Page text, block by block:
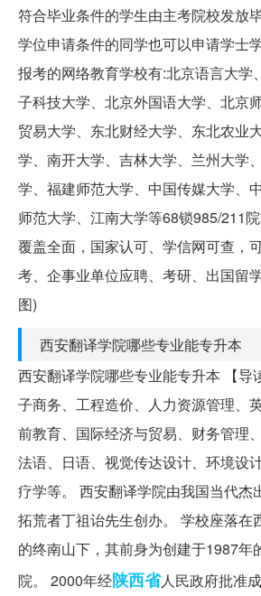
符合毕业条件的学生由主考院校发放
学位申请条件的同学也可以申请学士
报考的网络教育学校有:北京语言大学
子科技大学、北京外国语大学、北京
贸易大学、东北财经大学、东北农业
学、南开大学、吉林大学、兰州大学
学、福建师范大学、中国传媒大学、
师范大学、江南大学等68锁985/211
覆盖全面，国家认可、学信网可查，
考、企事业单位应聘、考研、出国留
图)
西安翻译学院哪些专业能专升本
西安翻译学院哪些专业能专升本 【导
子商务、工程造价、人力资源管理、
前教育、国际经济与贸易、财务管理
法语、日语、视觉传达设计、环境设
疗学等。 西安翻译学院由我国当代杰
拓荒者丁祖诒先生创办。 学校座落在
的终南山下，其前身为创建于1987年
院。 2000年经陕西省人民政府批准